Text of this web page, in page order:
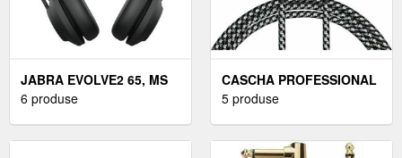
JABRA EVOLVE2 65, MS
STEREO CĂȘTI BANDĂ
6 produse
CASCHA PROFESSIONAL
LINE GUITAR CABLE 9 M
5 produse